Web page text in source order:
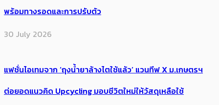
พร้อมทางรอดและการปรับตัว
30 July 2026
แฟชั่นไอเทมจาก ‘ถุงน้ำยาล้างไตใช้แล้ว’ แวนทีฟ X ม.เกษตรฯ
ต่อยอดแนวคิด Upcycling มอบชีวิตใหม่ให้วัสดุเหลือใช้